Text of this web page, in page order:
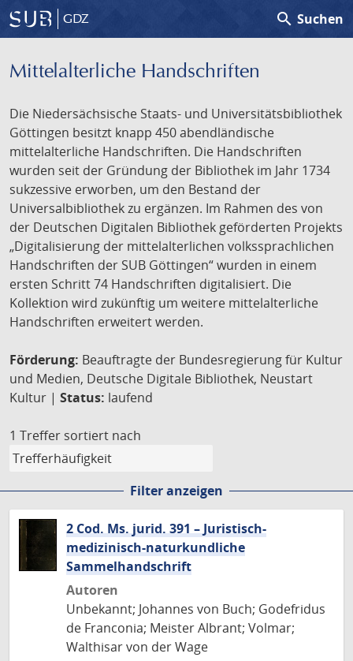
GDZ search Suchen
Mittelalterliche Handschriften
Die Niedersächsische Staats- und Universitätsbibliothek
Göttingen besitzt knapp 450 abendländische
mittelalterliche Handschriften. Die Handschriften
wurden seit der Gründung der Bibliothek im Jahr 1734
sukzessive erworben, um den Bestand der
Universalbibliothek zu ergänzen. Im Rahmen des von
der Deutschen Digitalen Bibliothek geförderten Projekts
„Digitalisierung der mittelalterlichen volkssprachlichen
Handschriften der SUB Göttingen“ wurden in einem
ersten Schritt 74 Handschriften digitalisiert. Die
Kollektion wird zukünftig um weitere mittelalterliche
Handschriften erweitert werden.
Förderung: Beauftragte der Bundesregierung für Kultur
und Medien, Deutsche Digitale Bibliothek, Neustart
Kultur | Status: laufend
1 Treffer sortiert nach
Filter anzeigen
2 Cod. Ms. jurid. 391 – Juristisch-
medizinisch-naturkundliche
Sammelhandschrift
Autoren
Unbekannt; Johannes von Buch; Godefridus
de Franconia; Meister Albrant; Volmar;
Walthisar von der Wage